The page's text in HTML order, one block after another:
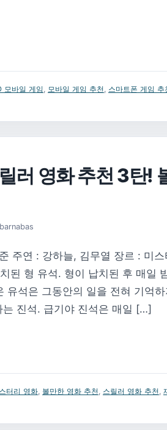
모바일 게임, 모바일 게임 추천, 스마트폰 게임 추
러 영화 추천 3탄!
2월 6일
barnabas
주연 : 강하늘, 김무열 장르 : 미
된 형 유석. 형이 납치된 후 매일
유석은 그동안의 일을 전혀 기억
진석. 급기야 진석은 매일 […]
터리 영화, 볼만한 영화 추천, 스릴러 영화 추천,